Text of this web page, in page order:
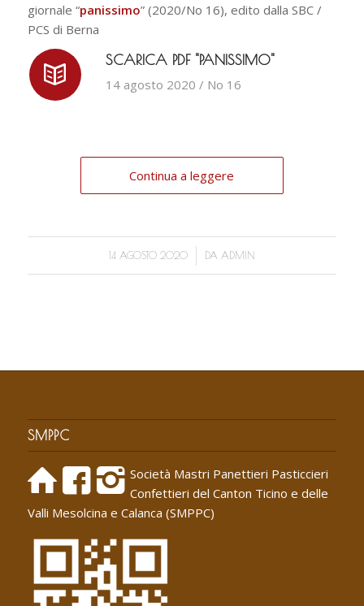
giornale “panissimo” (2020/No 16), edito dalla SBC /
PCS di Berna
SCARICA PDF "PANISSIMO"
14 agosto 2020 / No 16
Continua a leggere
14 AGOSTO 2020
/ DA ADMIN
SMPPC
Società Mastri Panettieri Pasticcieri
Confettieri del Canton Ticino e delle
Valli Mesolcina e Calanca (SMPPC)